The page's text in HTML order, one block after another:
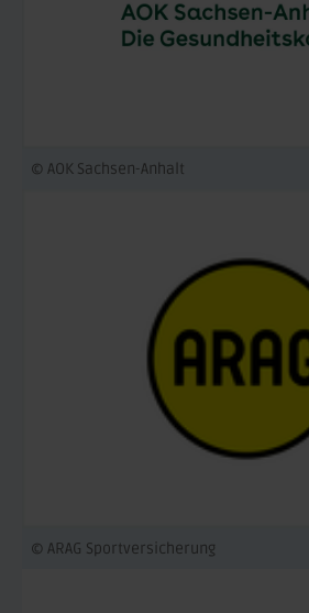
© AOK Sachsen-Anhalt
© ARAG Sportversicherung